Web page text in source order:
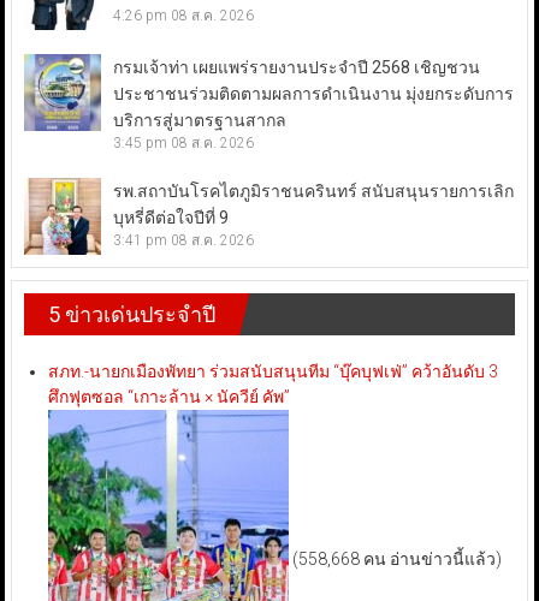
4:26 pm 08 ส.ค. 2026
กรมเจ้าท่า เผยแพร่รายงานประจำปี 2568 เชิญชวน
ประชาชนร่วมติดตามผลการดำเนินงาน มุ่งยกระดับการ
บริการสู่มาตรฐานสากล
3:45 pm 08 ส.ค. 2026
รพ.สถาบันโรคไตภูมิราชนครินทร์ สนับสนุนรายการเลิก
บุหรี่ดีต่อใจปีที่ 9
3:41 pm 08 ส.ค. 2026
5 ข่าวเด่นประจำปี
สภท.-นายกเมืองพัทยา ร่วมสนับสนุนทีม “บุ๊คบุฟเฟ่” คว้าอันดับ 3
ศึกฟุตซอล “เกาะล้าน × นัควีย์ คัพ”
(558,668 คน อ่านข่าวนี้แล้ว)